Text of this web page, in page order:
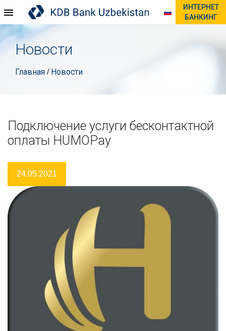
ИНТЕРНЕТ
БАНКИНГ
Новости
Главная / Новости
Подключение услуги бесконтактной
оплаты HUMOPay
24.05.2021